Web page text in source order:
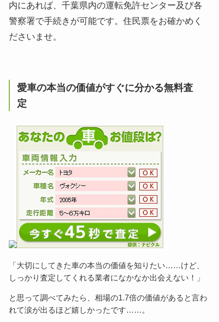
内にあれば、千葉県内の運転免許センター及び各
警察署で手続きが可能です。住民票をお確かめく
ださいませ。
愛車の本当の価値がすぐに分かる無料査
定
「大切にしてきた車の本当の価値を知りたい……けど、
しっかり査定してくれる業者になかなか出会えない！」
と思って調べてみたら、相場の1.7倍の価値があると言わ
れて涙が出るほど嬉しかったです……。